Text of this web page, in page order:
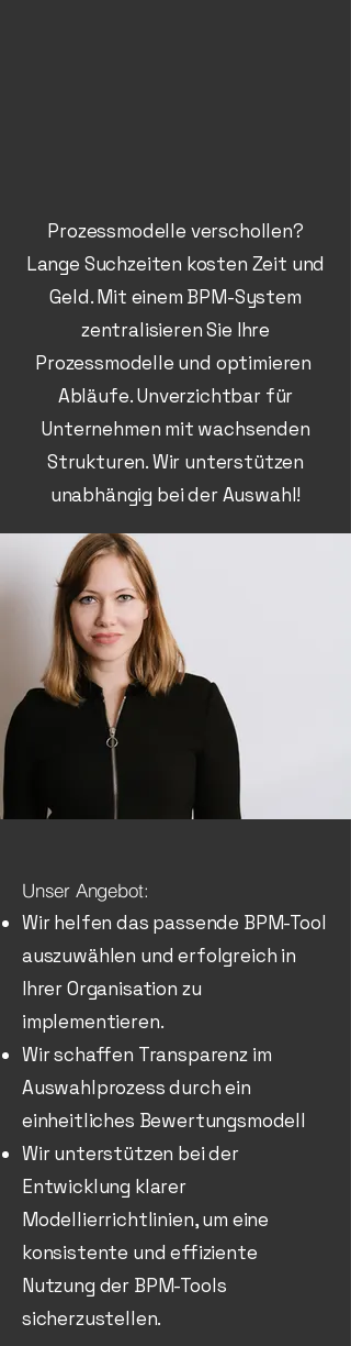
Prozessmodelle verschollen?
Lange Suchzeiten kosten Zeit und
Geld. Mit einem BPM-System
zentralisieren Sie Ihre
Prozessmodelle und optimieren
Abläufe. Unverzichtbar für
Unternehmen mit wachsenden
Strukturen. Wir unterstützen
unabhängig bei der Auswahl!
Unser Angebot:
Wir helfen das passende BPM-Tool
auszuwählen und erfolgreich in
Ihrer Organisation zu
implementieren.
Wir schaffen Transparenz im
Auswahlprozess durch ein
einheitliches Bewertungsmodell
Wir unterstützen bei der
Entwicklung klarer
Modellierrichtlinien, um eine
konsistente und effiziente
Nutzung der BPM-Tools
sicherzustellen.